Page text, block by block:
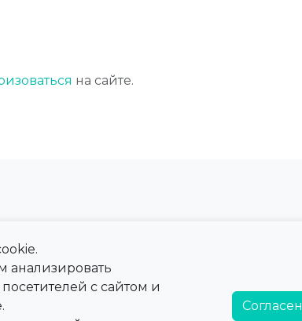
на сайте.
Справочная информация
анализировать
с сайтом и
Согласен